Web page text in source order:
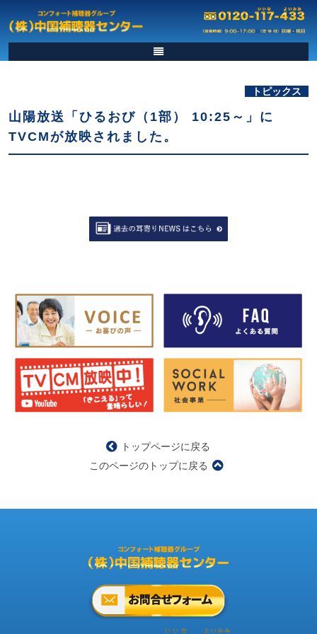
トピックス
山陽放送「ひるおび（1部） 10:25～」に
TVCMが放映されました。
トップページに戻る
このページのトップに戻る